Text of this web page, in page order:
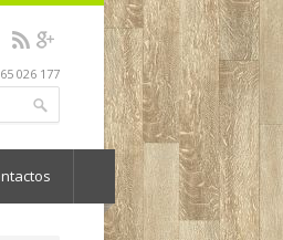
026 177